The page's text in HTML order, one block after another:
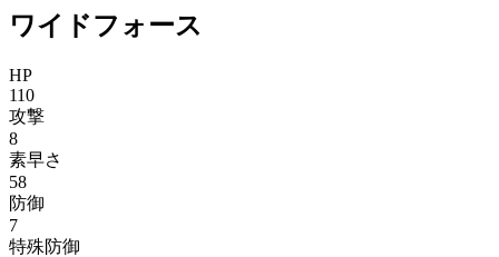
ワイドフォース
HP
110
攻撃
8
素早さ
58
防御
7
特殊防御